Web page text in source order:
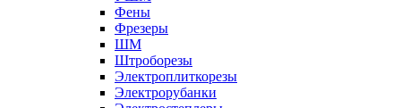
Фены
Фрезеры
ШМ
Штроборезы
Электроплиткорезы
Электрорубанки